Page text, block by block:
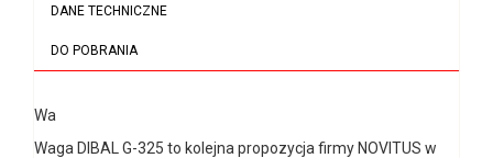
DANE TECHNICZNE
DO POBRANIA
Wa
Waga DIBAL G-325 to kolejna propozycja firmy NOVITUS w